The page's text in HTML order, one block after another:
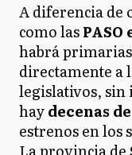
A diferencia de
como lasPASO
habrá
directamente a
legislativos, sin
haydecenas
estrenos en los
La provincia de